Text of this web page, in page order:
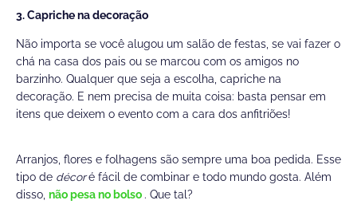
3. Capriche na decoração
Não importa se você alugou um salão de festas, se vai fazer o
chá na casa dos pais ou se marcou com os amigos no
barzinho. Qualquer que seja a escolha, capriche na
decoração. E nem precisa de muita coisa: basta pensar em
itens que deixem o evento com a cara dos anfitriões!
Arranjos, flores e folhagens são sempre uma boa pedida. Esse
tipo de décoré fácil de combinar e todo mundo gosta. Além
disso, não pesa no bolso . Que tal?